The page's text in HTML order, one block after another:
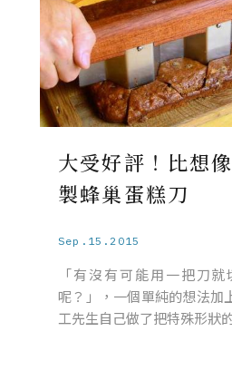
大受好評！比想
製蜂巢蛋糕刀
Sep.15.2015
「有沒有可能用一把刀
呢？」，一個單純的想法加
工先生自己做了把特殊形